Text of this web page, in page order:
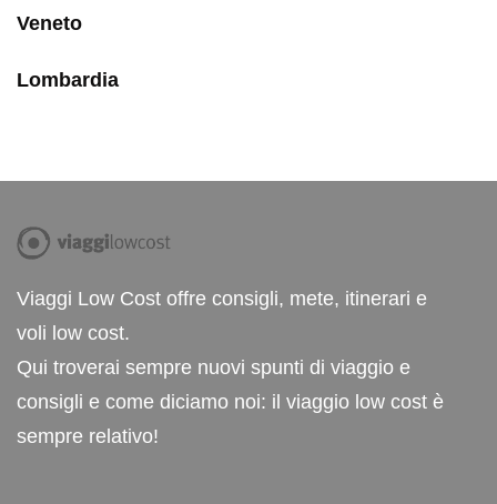
Veneto
Lombardia
Viaggi Low Cost offre consigli, mete, itinerari e
voli low cost.
Qui troverai sempre nuovi spunti di viaggio e
consigli e come diciamo noi: il viaggio low cost è
sempre relativo!